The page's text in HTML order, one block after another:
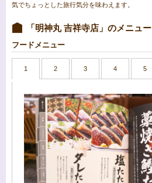
気でちょっとした旅行気分を味わえます。
「明神丸 吉祥寺店」のメニュー
フードメニュー
1 2 3 4 5